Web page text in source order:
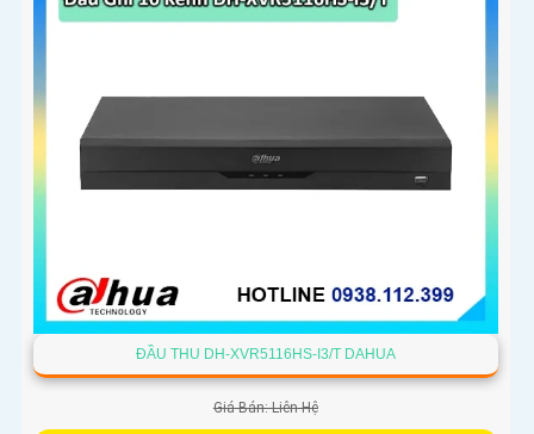
ĐẦU THU DH-XVR5116HS-I3/T DAHUA
Giá Bán: Liên Hệ